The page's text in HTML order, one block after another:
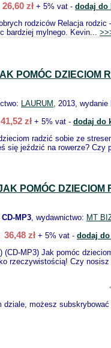
zł + 5% vat - dodaj do
rodziców Relacja
bardziej mylnego. Kevin...
POMÓC DZIECIOM
LAURUM , 2013, wydanie I
zł + 5% vat - dodaj do
radzić sobie ze
się jeździć na rowerze? Czy
POMÓC DZIECIOM
MP3, wydawnictwo: MT
zł + 5% vat - dodaj
(CD-MP3) Jak pomóc
rzeczywistością! Czy nosisz
możesz